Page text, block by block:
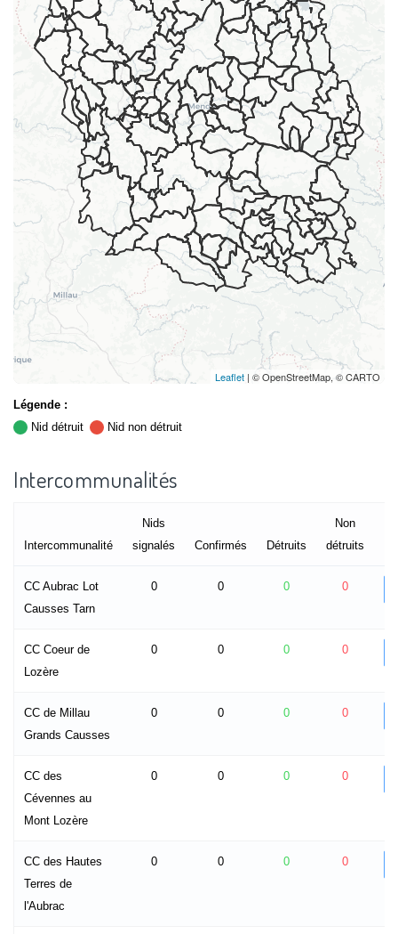
Leaflet | © OpenStreetMap, © CARTO
Légende :
Nid détruit
Nid non détruit
Intercommunalités
Intercommunalité
Nids
signalés
Confirmés Détruits
Non
détruits
CC Aubrac Lot
Causses Tarn
0 0 0 0
CC Coeur de
Lozère
0 0 0 0
CC de Millau
Grands Causses
0 0 0 0
CC des
Cévennes au
Mont Lozère
0 0 0 0
CC des Hautes
Terres de
l'Aubrac
0 0 0 0